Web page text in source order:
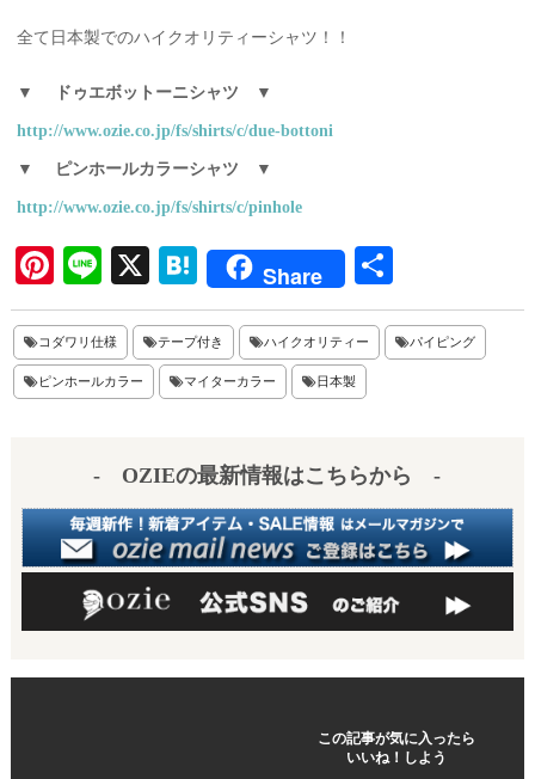
全て日本製でのハイクオリティーシャツ！！
▼ ドゥエボットーニシャツ ▼
http://www.ozie.co.jp/fs/shirts/c/due-bottoni
▼ ピンホールカラーシャツ ▼
http://www.ozie.co.jp/fs/shirts/c/pinhole
Pi
nt
er
es
Li
ne
X
H
at
en
a
Share
有
コダワリ仕様 テープ付き ハイクオリティー パイピング
ピンホールカラー マイターカラー 日本製
- OZIEの最新情報はこちらから -
この記事が気に入ったら
いいね！しよう